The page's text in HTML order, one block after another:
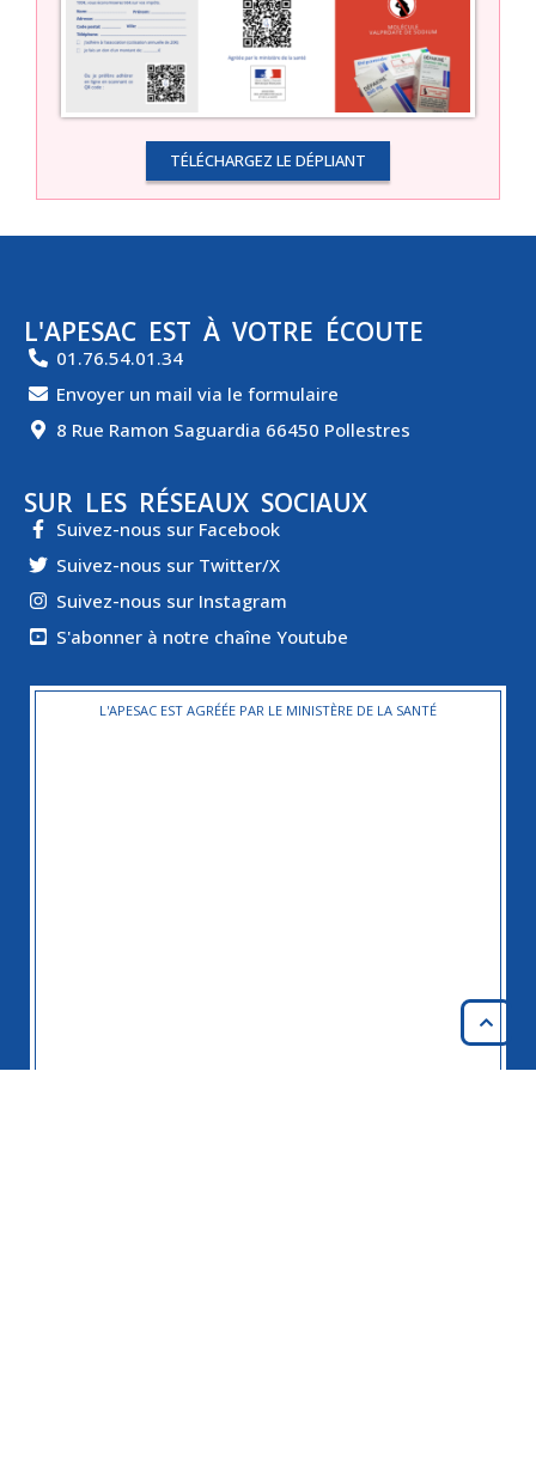
TÉLÉCHARGEZ LE DÉPLIANT
L'APESAC EST À VOTRE ÉCOUTE
01.76.54.01.34
Envoyer un mail via le formulaire
8 Rue Ramon Saguardia 66450 Pollestres
SUR LES RÉSEAUX SOCIAUX
Suivez-nous sur Facebook
Suivez-nous sur Twitter/X
Suivez-nous sur Instagram
S'abonner à notre chaîne Youtube
L'APESAC EST AGRÉÉE PAR LE MINISTÈRE DE LA SANTÉ